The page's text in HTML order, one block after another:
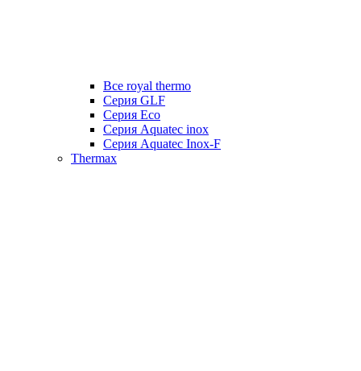
Все royal thermo
Серия GLF
Серия Eco
Серия Aquatec inox
Серия Aquatec Inox-F
Thermax